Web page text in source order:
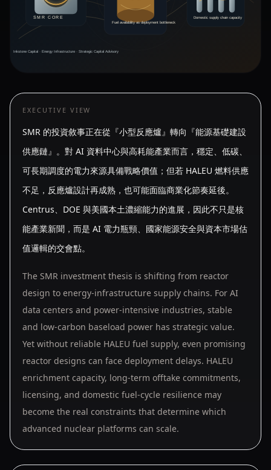
EXECUTIVE VIEW
SMR 的投資敘事正在從『小型反應爐』轉向『能源基礎建設
供應鏈』。對 AI 資料中心與高耗能產業而言，穩定、低碳、
可長期調度的電力來源具備戰略價值；但若 HALEU 燃料供應
不足，反應爐設計再成熟，也可能面臨商業化節奏延後。
Centrus、DOE 與美國本土濃縮能力的進展，因此不只是核
能產業新聞，而是 AI 電力瓶頸、國家能源安全與資本市場估
值邏輯的交會點。
The SMR investment thesis is shifting from reactor
design to energy-infrastructure supply chains. For AI
data centers and power-intensive industries, stable
and low-carbon baseload power has strategic value.
Yet without reliable HALEU fuel supply, even promising
reactor designs can face deployment delays. HALEU
enrichment capacity, long-term offtake commitments,
licensing, and domestic fuel-cycle resilience may
become the real constraints that determine which
advanced nuclear platforms can scale.